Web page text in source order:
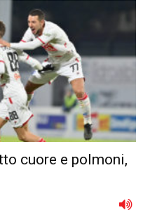
cuore e polmoni,